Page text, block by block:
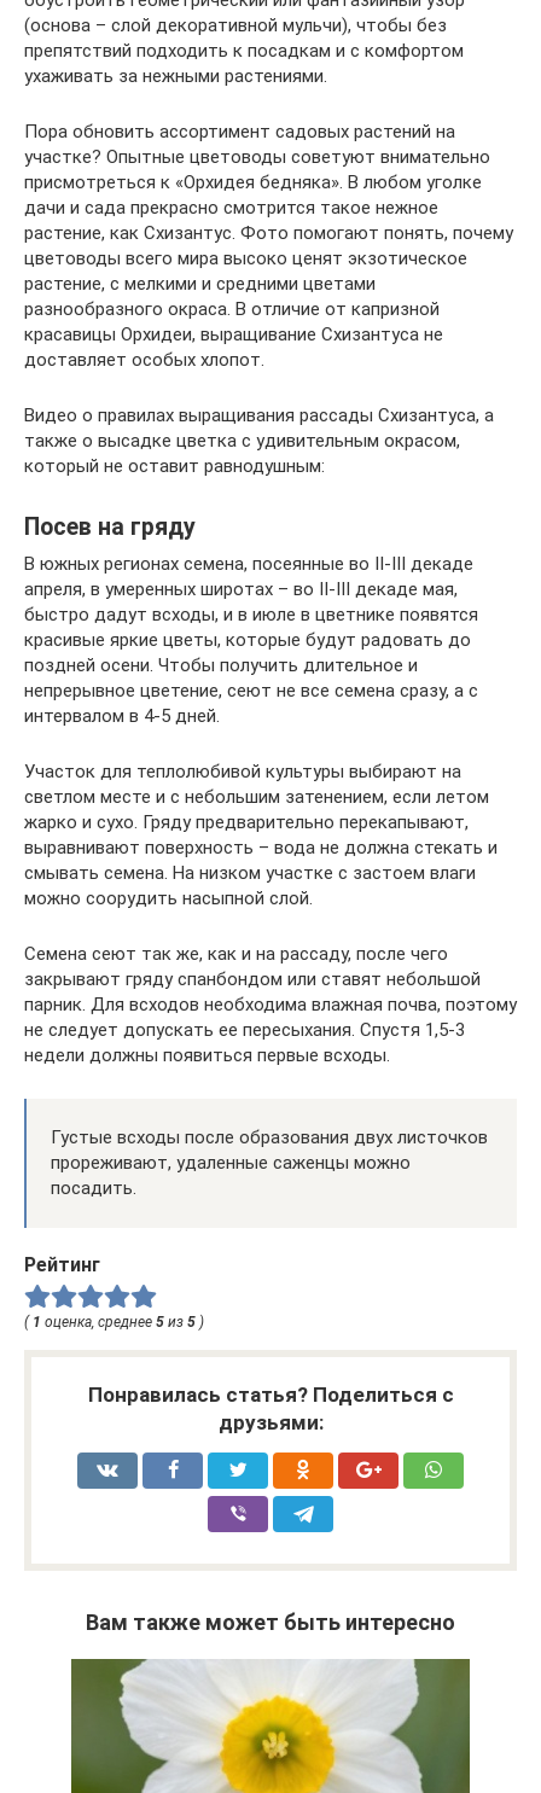
(основа – слой декоративной мульчи), чтобы без
препятствий подходить к посадкам и с комфортом
ухаживать за нежными растениями.
Пора обновить ассортимент садовых растений на
участке? Опытные цветоводы советуют внимательно
присмотреться к «Орхидея бедняка». В любом уголке
дачи и сада прекрасно смотрится такое нежное
растение, как Схизантус. Фото помогают понять, почему
цветоводы всего мира высоко ценят экзотическое
растение, с мелкими и средними цветами
разнообразного окраса. В отличие от капризной
красавицы Орхидеи, выращивание Схизантуса не
доставляет особых хлопот.
Видео о правилах выращивания рассады Схизантуса, а
также о высадке цветка с удивительным окрасом,
который не оставит равнодушным:
Посев на гряду
В южных регионах семена, посеянные во II-III декаде
апреля, в умеренных широтах – во II-III декаде мая,
быстро дадут всходы, и в июле в цветнике появятся
красивые яркие цветы, которые будут радовать до
поздней осени. Чтобы получить длительное и
непрерывное цветение, сеют не все семена сразу, а с
интервалом в 4-5 дней.
Участок для теплолюбивой культуры выбирают на
светлом месте и с небольшим затенением, если летом
жарко и сухо. Гряду предварительно перекапывают,
выравнивают поверхность – вода не должна стекать и
смывать семена. На низком участке с застоем влаги
можно соорудить насыпной слой.
Семена сеют так же, как и на рассаду, после чего
закрывают гряду спанбондом или ставят небольшой
парник. Для всходов необходима влажная почва, поэтому
не следует допускать ее пересыхания. Спустя 1,5-3
недели должны появиться первые всходы.
Густые всходы после образования двух листочков
прореживают, удаленные саженцы можно
посадить.
Рейтинг
( 1 оценка, среднее 5 из 5 )
Понравилась статья? Поделиться с
друзьями:
Вам также может быть интересно